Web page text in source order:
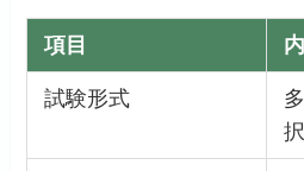
項目
試験形式